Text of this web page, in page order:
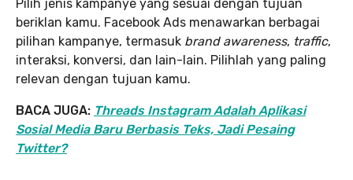
Pilih jenis kampanye yang sesuai dengan tujuan
beriklan kamu. Facebook Ads menawarkan berbagai
pilihan kampanye, termasuk brand awareness, traffic,
interaksi, konversi, dan lain-lain. Pilihlah yang paling
relevan dengan tujuan kamu.
BACA JUGA: Threads Instagram Adalah Aplikasi
Sosial Media Baru Berbasis Teks, Jadi Pesaing
Twitter?